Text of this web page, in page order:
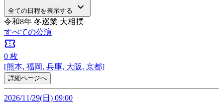
全ての日程を表示する keyboard_arrow_down
令和8年 冬巡業 大相撲
すべての公演
confirmation_number
0 枚
[熊本, 福岡, 兵庫, 大阪, 京都]
詳細ページへ
2026/11/29(日) 09:00